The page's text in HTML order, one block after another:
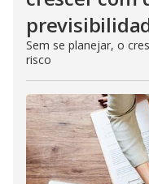
Sem se planejar, o
risco